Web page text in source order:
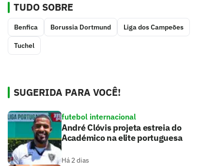
TUDO SOBRE
Benfica Borussia Dortmund Liga dos Campeões
Tuchel
SUGERIDA PARA VOCÊ!
futebol internacional
André Clóvis projeta estreia do
Académico na elite portuguesa
Há 2 dias